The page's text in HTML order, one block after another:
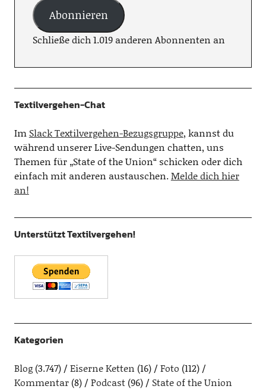
Abonnieren
Schließe dich 1.019 anderen Abonnenten an
Textilvergehen-Chat
Im Slack Textilvergehen-Bezugsgruppe, kannst du
während unserer Live-Sendungen chatten, uns
Themen für „State of the Union“ schicken oder dich
einfach mit anderen austauschen.Melde dich hier
an!
Unterstützt Textilvergehen!
Kategorien
Blog(3.747) Eiserne Ketten (16) Foto (112)
Kommentar(8) Podcast(96) State of the Union